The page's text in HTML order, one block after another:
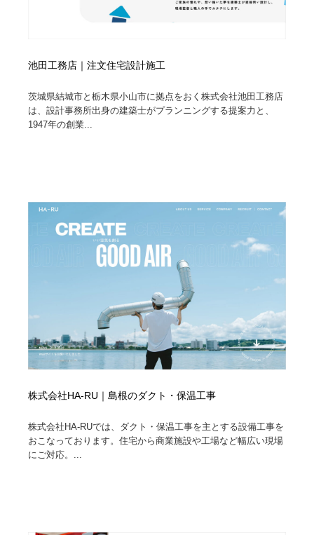
池田工務店｜注文住宅設計施工
茨城県結城市と栃木県小山市に拠点をおく株式会社池田工務店
は、設計事務所出身の建築士がプランニングする提案力と、
1947年の創業...
株式会社HA-RU｜島根のダクト・保温工事
株式会社HA-RUでは、ダクト・保温工事を主とする設備工事を
おこなっております。住宅から商業施設や工場など幅広い現場
にご対応。...